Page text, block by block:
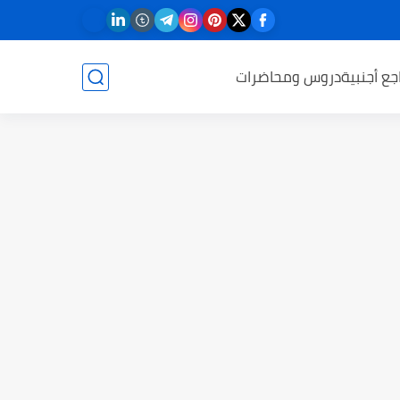
أجنبيةدروس ومحاضرات